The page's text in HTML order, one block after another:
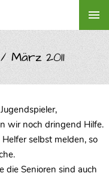
2011
wir noch dringend Hilfe.
selbst melden, so
die Senioren sind auch